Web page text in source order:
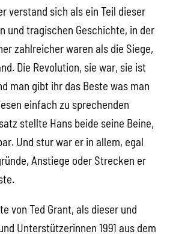
verstand sich als ein Teil dieser
und tragischen Geschichte, in der
zahlreicher waren als die Siege,
Die Revolution, sie war, sie ist
man gibt ihr das Beste was man
einfach zu sprechenden
stellte Hans beide seine Beine,
Und stur war er in allem, egal
Anstiege oder Strecken er
von Ted Grant, als dieser und
Unterstützerinnen 1991 aus dem